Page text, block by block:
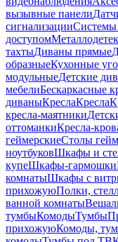
вызывные панели
сигнализацииСистемы
доступом
тахтыДиваны прямые
образныеКухонные
модульныеДетские
мебелиБескаркасные
диваныКреслаКресла
кресла-маятники
оттоманкиКресла-
геймерскиеСтолы
ноутбуковШкафы и
купеШкафы-гармошки
комнатыШкафы с
прихожуюПолки,
ванной комнаты
тумбыКомодыТумбы
прихожуюКомоды,